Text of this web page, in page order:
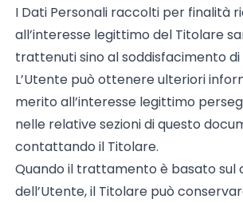
I Dati Personali raccolti per finalità
all’interesse legittimo del Titolare
trattenuti sino al soddisfacimento
L’Utente può ottenere ulteriori
merito all’interesse legittimo
nelle relative sezioni di questo
contattando il Titolare.
Quando il trattamento è basato sul
dell’Utente, il Titolare può